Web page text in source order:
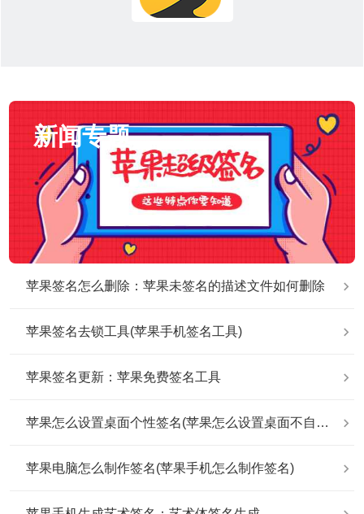
新闻专题
苹果签名怎么删除：苹果未签名的描述文件如何删除
苹果签名去锁工具(苹果手机签名工具)
苹果签名更新：苹果免费签名工具
苹果怎么设置桌面个性签名(苹果怎么设置桌面不自动排列)
苹果电脑怎么制作签名(苹果手机怎么制作签名)